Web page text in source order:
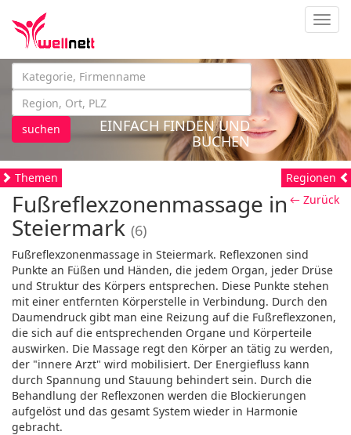
suchen
EINFACH FINDEN UND
BUCHEN
Themen
← Zurück
Fußreflexzonenmassage in
Steiermark (6)
Fußreflexzonenmassage in Steiermark. Reflexzonen sind
Punkte an Füßen und Händen, die jedem Organ, jeder Drüse
und Struktur des Körpers entsprechen. Diese Punkte stehen
mit einer entfernten Körperstelle in Verbindung. Durch den
Daumendruck gibt man eine Reizung auf die Fußreflexzonen,
die sich auf die entsprechenden Organe und Körperteile
auswirken. Die Massage regt den Körper an tätig zu werden,
der "innere Arzt" wird mobilisiert. Der Energiefluss kann
durch Spannung und Stauung behindert sein. Durch die
Behandlung der Reflexzonen werden die Blockierungen
aufgelöst und das gesamt System wieder in Harmonie
gebracht.
Regionen